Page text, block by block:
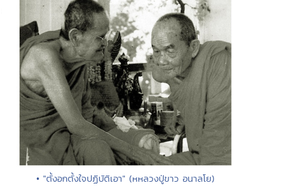
• "ตั้งอกตั้งใจปฏิบัติเอา" (หหลวงปู่ขาว อนาลโย)